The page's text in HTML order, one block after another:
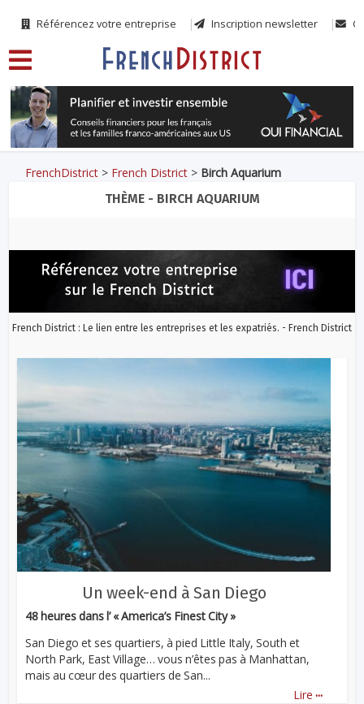
Référencez votre entreprise Inscription newsletter
FrenchDistrict > French District > Birch Aquarium
THÈME - BIRCH AQUARIUM
French District : Le lien entre les entreprises et les expatriés. - French District
Un week-end à San Diego
48 heures dans l’ « America’s Finest City »
San Diego et ses quartiers, à pied Little Italy, South et
North Park, East Village… vous n’êtes pas à Manhattan,
mais au cœur des quartiers de San...
Lire ...